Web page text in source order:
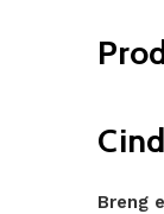
Breng